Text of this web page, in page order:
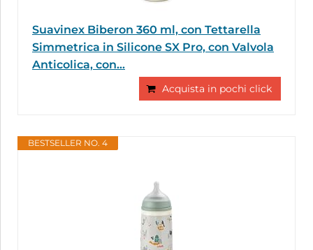
Suavinex Biberon 360 ml, con Tettarella
Simmetrica in Silicone SX Pro, con Valvola
Anticolica, con...
Acquista in pochi click
BESTSELLER NO. 4